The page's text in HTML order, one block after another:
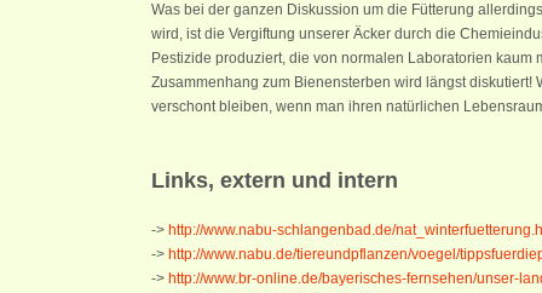
Was bei der ganzen Diskussion um die Fütterung
wird, ist die Vergiftung unserer Äcker durch die
Pestizide produziert, die von normalen Laboratorien kaum
Zusammenhang zum Bienensterben wird längst diskutiert!
verschont bleiben, wenn man ihren natürlichen
Links, extern und intern
-> http://www.nabu-schlangenbad.de/
-> http://www.nabu.de/tiereundpflanzen/voegel/
-> http://www.br-online.de/bayerisches-fernsehen/unser-